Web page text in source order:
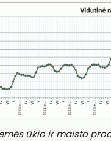
ūkio ir maisto